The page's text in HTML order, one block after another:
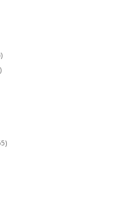
344
prodotti
165